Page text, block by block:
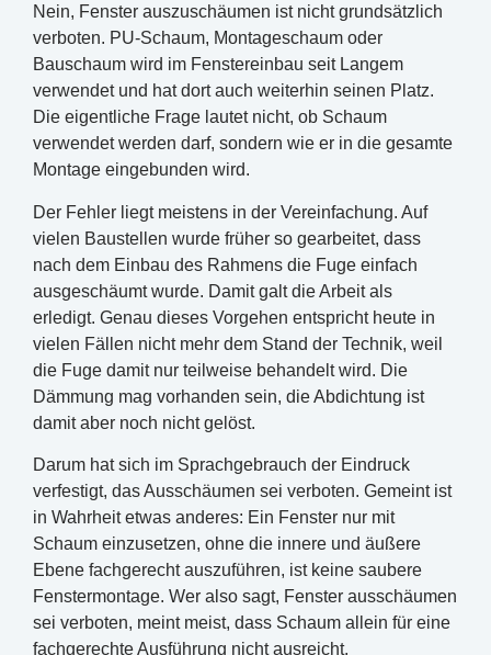
Nein, Fenster auszuschäumen ist nicht grundsätzlich
verboten. PU-Schaum, Montageschaum oder
Bauschaum wird im Fenstereinbau seit Langem
verwendet und hat dort auch weiterhin seinen Platz.
Die eigentliche Frage lautet nicht, ob Schaum
verwendet werden darf, sondern wie er in die gesamte
Montage eingebunden wird.
Der Fehler liegt meistens in der Vereinfachung. Auf
vielen Baustellen wurde früher so gearbeitet, dass
nach dem Einbau des Rahmens die Fuge einfach
ausgeschäumt wurde. Damit galt die Arbeit als
erledigt. Genau dieses Vorgehen entspricht heute in
vielen Fällen nicht mehr dem Stand der Technik, weil
die Fuge damit nur teilweise behandelt wird. Die
Dämmung mag vorhanden sein, die Abdichtung ist
damit aber noch nicht gelöst.
Darum hat sich im Sprachgebrauch der Eindruck
verfestigt, das Ausschäumen sei verboten. Gemeint ist
in Wahrheit etwas anderes: Ein Fenster nur mit
Schaum einzusetzen, ohne die innere und äußere
Ebene fachgerecht auszuführen, ist keine saubere
Fenstermontage. Wer also sagt, Fenster ausschäumen
sei verboten, meint meist, dass Schaum allein für eine
fachgerechte Ausführung nicht ausreicht.